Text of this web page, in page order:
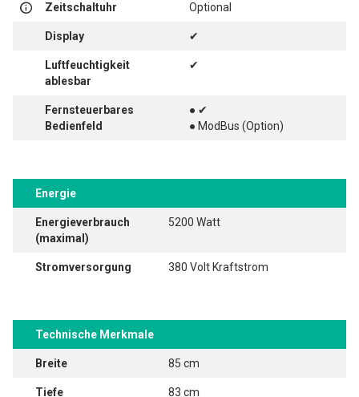
Zeitschaltuhr Optional
Display ✔
Luftfeuchtigkeit
ablesbar
✔
Fernsteuerbares
Bedienfeld
● ✔
● ModBus (Option)
Energie
Energieverbrauch
(maximal)
5200 Watt
Stromversorgung 380 Volt Kraftstrom
Technische Merkmale
Breite 85 cm
Tiefe 83 cm